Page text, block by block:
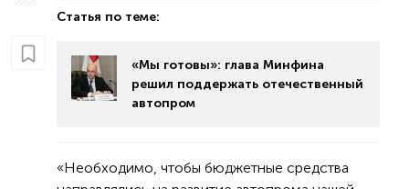
Статья по теме:
«Мы готовы»: глава Минфина
решил поддержать отечественный
автопром
«Необходимо, чтобы бюджетные средства